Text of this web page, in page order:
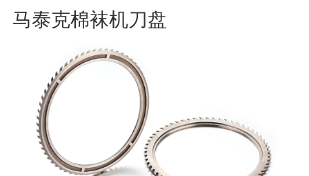
马泰克棉袜机刀盘